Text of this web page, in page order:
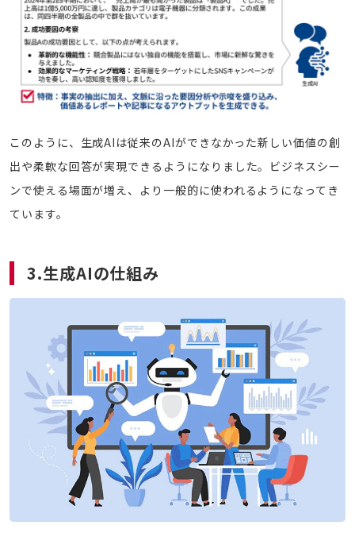
このように、生成AIは従来のAIができなかった新しい価値の創
出や柔軟な回答が実現できるようになりました。ビジネスシー
ンで使える場面が増え、より一般的に使われるようになってき
ています。
3.生成AIの仕組み